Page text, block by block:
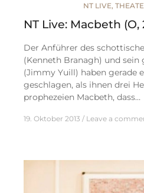
NT LIVE,
NT Live: Macbeth (O,
Der Anführer des
(Kenneth Branagh) und
(Jimmy Yuill) haben gerade
geschlagen, als ihnen drei
prophezeien Macbeth, dass…
19. Oktober 2013 Leave a